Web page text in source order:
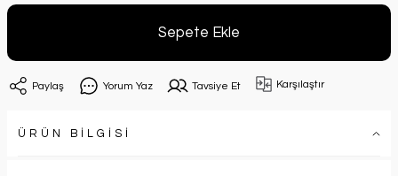
Sepete Ekle
Paylaş Yorum Yaz Tavsiye Et Karşılaştır
ÜRÜN BİLGİSİ